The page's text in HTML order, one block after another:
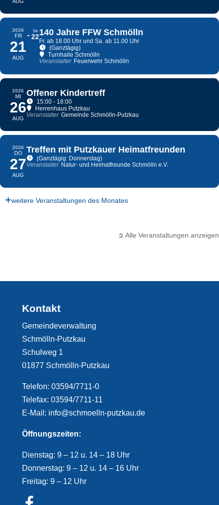
2026
FR
21
AUG
SA
22140 Jahre FFW Schmölln
Fr. ab 18.00 Uhr und Sa. ab 11.00 Uhr
(Ganztägig)
Turnhalle Schmölln
Veranstalter Feuerwehr Schmölln
2026
MI
26
AUG
Offener Kindertreff
15:00 - 18:00
Herrenhaus Putzkau
Veranstalter Gemeinde Schmölln-Putzkau
2026
DO
27
AUG
Treffen mit Putzkauer Heimatfreunden
(Ganztägig: Donnerstag)
Veranstalter Natur- und Heimatfreunde Schmölln e.V.
weitere Veranstaltungen des Monates
➲ Alle Veranstaltungen anzeigen
Kontakt
Gemeindeverwaltung
Schmölln-Putzkau
Schulweg 1
01877 Schmölln-Putzkau
Telefon: 03594/7711-0
Telefax: 03594/7711-11
E-Mail: info@schmoelln-putzkau.de
Öffnungszeiten:
Dienstag: 9 – 12 u. 14 – 18 Uhr
Donnerstag: 9 – 12 u. 14 – 16 Uhr
Freitag: 9 – 12 Uhr